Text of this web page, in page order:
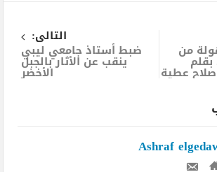
من
.. بقلم
عطية
التالى:
ضبط أستاذ جامعي ليبي
ينقب عن الأثار بالجبل
الأخضر
Ashraf